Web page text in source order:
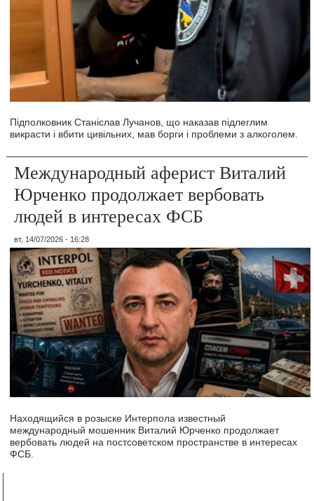
Підполковник Станіслав Лучанов, що наказав підлеглим
викрасти і вбити цивільних, мав борги і проблеми з алкоголем.
Международный аферист Виталий
Юрченко продолжает вербовать
людей в интересах ФСБ
вт, 14/07/2026 - 16:28
Находящийся в розыске Интерпола известный
международный мошенник Виталий Юрченко продолжает
вербовать людей на постсоветском пространстве в интересах
ФСБ.